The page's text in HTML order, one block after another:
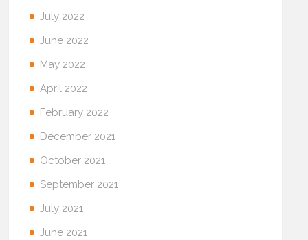
July 2022
June 2022
May 2022
April 2022
February 2022
December 2021
October 2021
September 2021
July 2021
June 2021